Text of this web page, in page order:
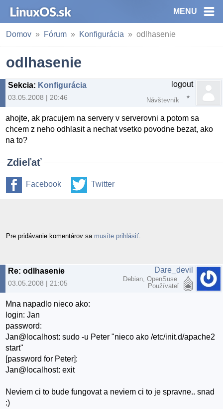
MENU
Domov Fórum Konfigurácia odlhasenie
odlhasenie
Sekcia: Konfigurácia
03.05.2008 | 20:46
logout
Návštevník
ahojte, ak pracujem na servery v serverovni a potom sa
chcem z neho odhlasit a nechat vsetko povodne bezat, ako
na to?
Zdieľať
Facebook Twitter
Pre pridávanie komentárov sa musíte prihlásiť
Re: odlhasenie
03.05.2008 | 21:05
Dare_devil
Debian, OpenSuse
Používateľ
Mna napadlo nieco ako:
login: Jan
password:
Jan@localhost: sudo -u Peter "nieco ako /etc/init.d/apache2
start"
[password for Peter]:
Jan@localhost: exit
Neviem ci to bude fungovat a neviem ci to je spravne.. snad
:)